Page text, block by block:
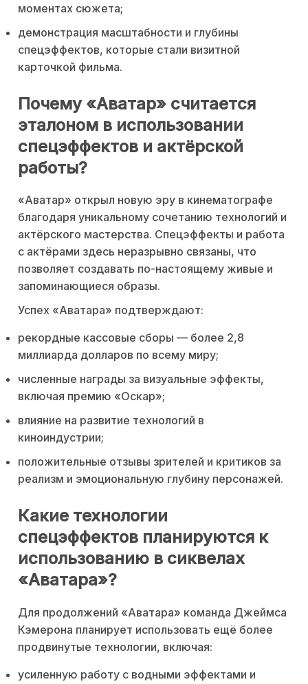
моментах сюжета;
демонстрация масштабности и глубины
спецэффектов, которые стали визитной
карточкой фильма.
Почему «Аватар» считается
эталоном в использовании
спецэффектов и актёрской
работы?
«Аватар» открыл новую эру в кинематографе
благодаря уникальному сочетанию технологий и
актёрского мастерства. Спецэффекты и работа
с актёрами здесь неразрывно связаны, что
позволяет создавать по-настоящему живые и
запоминающиеся образы.
Успех «Аватара» подтверждают:
рекордные кассовые сборы — более 2,8
миллиарда долларов по всему миру;
численные награды за визуальные эффекты,
включая премию «Оскар»;
влияние на развитие технологий в
киноиндустрии;
положительные отзывы зрителей и критиков за
реализм и эмоциональную глубину персонажей.
Какие технологии
спецэффектов планируются к
использованию в сиквелах
«Аватара»?
Для продолжений «Аватара» команда Джеймса
Кэмерона планирует использовать ещё более
продвинутые технологии, включая:
усиленную работу с водными эффектами и